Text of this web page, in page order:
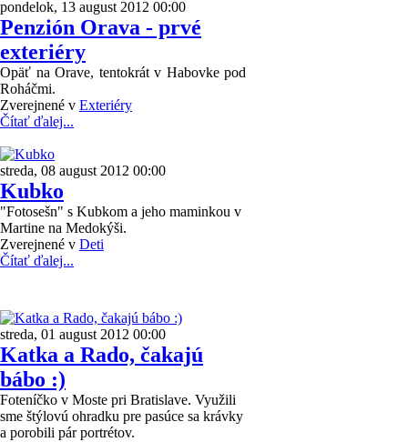
pondelok, 13 august 2012 00:00
Penzión Orava - prvé
exteriéry
Opäť na Orave, tentokrát v Habovke pod
Roháčmi.
Zverejnené v Exteriéry
Čítať ďalej...
streda, 08 august 2012 00:00
Kubko
"Fotosešn" s Kubkom a jeho maminkou v
Martine na Medokýši.
Zverejnené v Deti
Čítať ďalej...
streda, 01 august 2012 00:00
Katka a Rado, čakajú
bábo :)
Foteníčko v Moste pri Bratislave. Využili
sme štýlovú ohradku pre pasúce sa krávky
a porobili pár portrétov.